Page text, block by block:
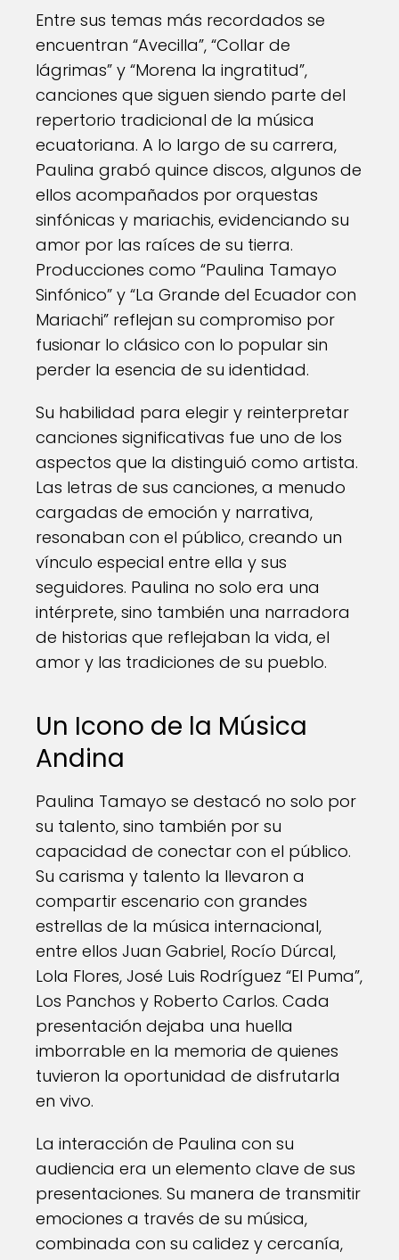
Entre sus temas más recordados se
encuentran “Avecilla”, “Collar de
lágrimas” y “Morena la ingratitud”,
canciones que siguen siendo parte del
repertorio tradicional de la música
ecuatoriana. A lo largo de su carrera,
Paulina grabó quince discos, algunos de
ellos acompañados por orquestas
sinfónicas y mariachis, evidenciando su
amor por las raíces de su tierra.
Producciones como “Paulina Tamayo
Sinfónico” y “La Grande del Ecuador con
Mariachi” reflejan su compromiso por
fusionar lo clásico con lo popular sin
perder la esencia de su identidad.
Su habilidad para elegir y reinterpretar
canciones significativas fue uno de los
aspectos que la distinguió como artista.
Las letras de sus canciones, a menudo
cargadas de emoción y narrativa,
resonaban con el público, creando un
vínculo especial entre ella y sus
seguidores. Paulina no solo era una
intérprete, sino también una narradora
de historias que reflejaban la vida, el
amor y las tradiciones de su pueblo.
Un Icono de la Música
Andina
Paulina Tamayo se destacó no solo por
su talento, sino también por su
capacidad de conectar con el público.
Su carisma y talento la llevaron a
compartir escenario con grandes
estrellas de la música internacional,
entre ellos Juan Gabriel, Rocío Dúrcal,
Lola Flores, José Luis Rodríguez “El Puma”,
Los Panchos y Roberto Carlos. Cada
presentación dejaba una huella
imborrable en la memoria de quienes
tuvieron la oportunidad de disfrutarla
en vivo.
La interacción de Paulina con su
audiencia era un elemento clave de sus
presentaciones. Su manera de transmitir
emociones a través de su música,
combinada con su calidez y cercanía,